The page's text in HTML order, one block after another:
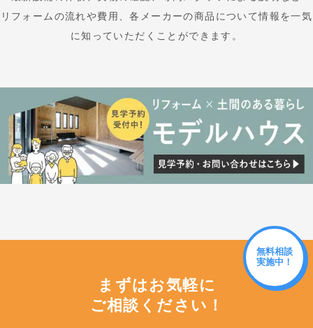
リフォームの流れや費用、各メーカーの商品について情報を一気
に知っていただくことができます。
無料相談
実施中！
まずはお気軽に
ご相談ください！